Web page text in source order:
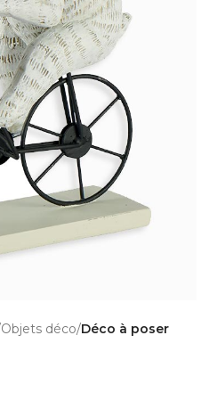
Objets déco Déco à poser